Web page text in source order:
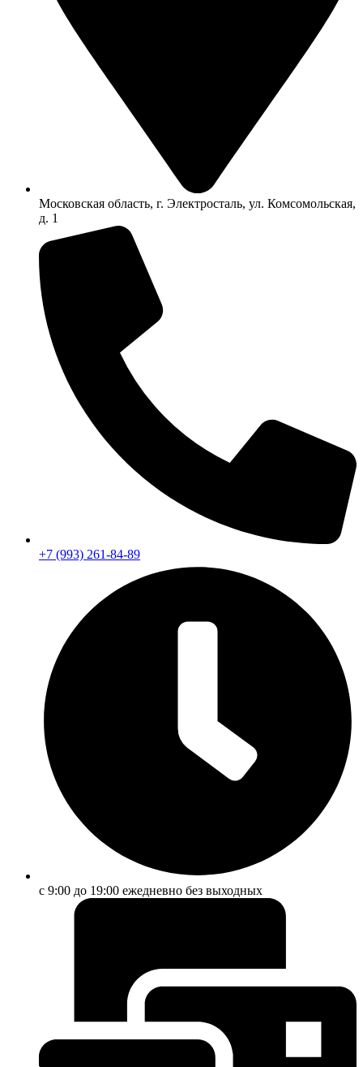
Московская область, г. Электросталь, ул. Комсомольская,
д. 1
+7 (993) 261-84-89
с 9:00 до 19:00 ежедневно без выходных